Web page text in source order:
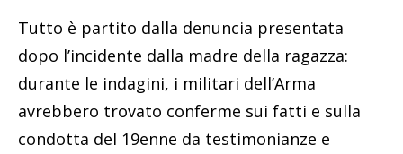
Tutto è partito dalla denuncia presentata
dopo l’incidente dalla madre della ragazza:
durante le indagini, i militari dell’Arma
avrebbero trovato conferme sui fatti e sulla
condotta del 19enne da testimonianze e